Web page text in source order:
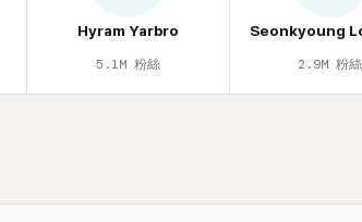
Hyram Yarbro
5.1M 粉絲
Seonkyoung
2.9M 粉絲